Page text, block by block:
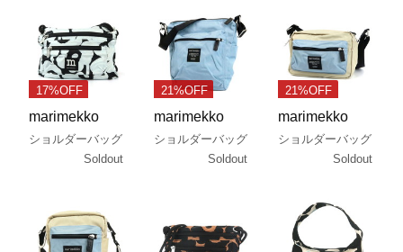
17%OFF
marimekko
ショルダーバッグ
Soldout
21%OFF
marimekko
ショルダーバッグ
Soldout
21%OFF
marimekko
ショルダーバッグ
Soldout